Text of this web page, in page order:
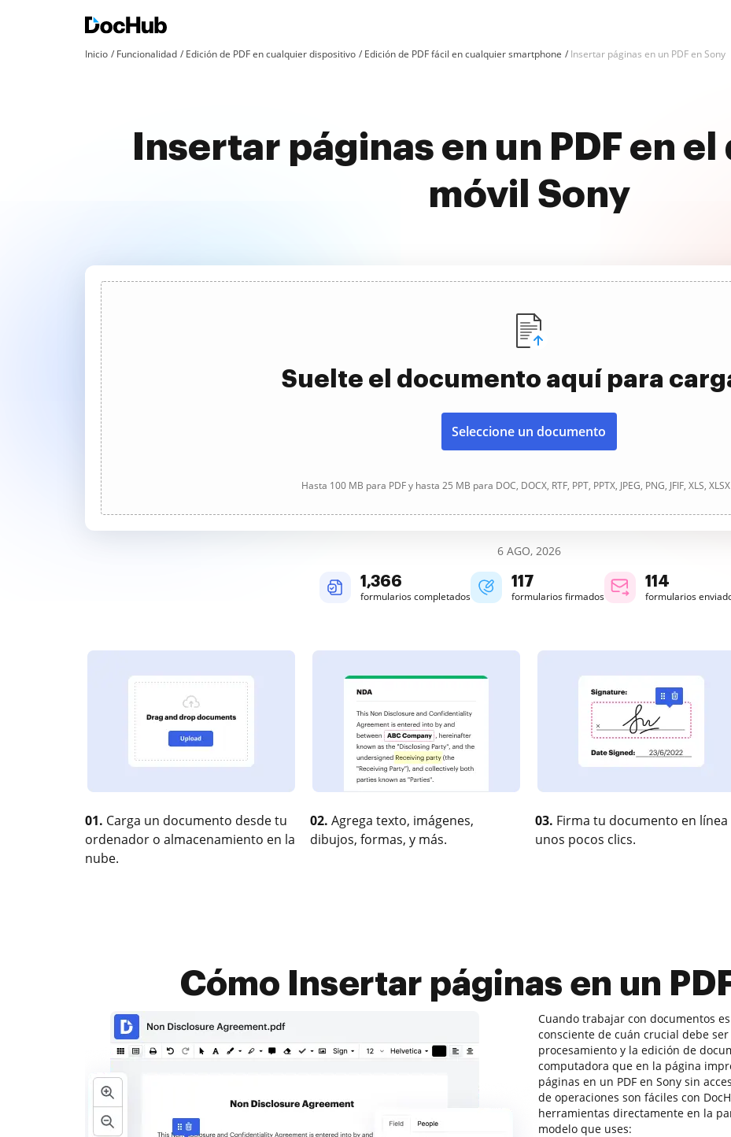
Inicio Funcionalidad Edición de PDF en cualquier dispositivo Edición de PDF fácil en cualquier smartphone Insertar páginas en un PDF en Sony
Insertar páginas en un PDF en
móvil Sony
Suelte el documento aquí para
Seleccione un documento
Hasta 100 MB para PDF y hasta 25 MB para DOC, DOCX, RTF, PPT, PPTX, JPEG, PNG, JFIF, XLS,
6 AGO, 2026
1,366
formularios completados
117
formularios firmados
114
formularios
01. Carga un documento desde tu
ordenador o almacenamiento en la
nube.
02. Agrega texto, imágenes,
dibujos, formas, y más.
03. Firma tu documento en línea
unos pocos clics.
Cómo Insertar páginas en un
Cuando trabajar con documentos
consciente de cuán crucial debe
procesamiento y la edición de
computadora que en la página
páginas en un PDF en Sony sin
de operaciones son fáciles con
herramientas directamente en la
modelo que uses: